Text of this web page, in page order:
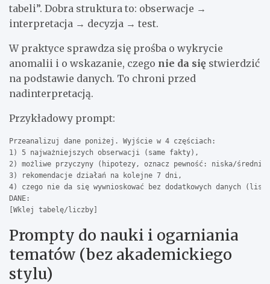
tabeli”. Dobra struktura to: obserwacje →
interpretacja → decyzja → test.
W praktyce sprawdza się prośba o wykrycie
anomalii i o wskazanie, czego nie da się stwierdzić
na podstawie danych. To chroni przed
nadinterpretacją.
Przykładowy prompt:
Przeanalizuj dane poniżej. Wyjście w 4 częściach:
1) 5 najważniejszych obserwacji (same fakty),
2) możliwe przyczyny (hipotezy, oznacz pewność: niska/
3) rekomendacje działań na kolejne 7 dni,
4) czego nie da się wywnioskować bez dodatkowych danych
DANE:
[Wklej tabelę/liczby]
Prompty do nauki i ogarniania
tematów (bez akademickiego
stylu)